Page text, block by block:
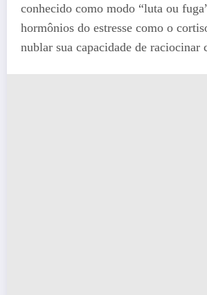
conhecido como modo “luta ou
hormônios do estresse como o
nublar sua capacidade de raciocinar